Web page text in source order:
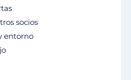
socios
entorno